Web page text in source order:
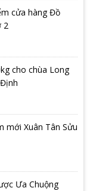
cửa hàng Đồ
2
cho chùa Long
mới Xuân Tân Sửu
Ưa Chuộng